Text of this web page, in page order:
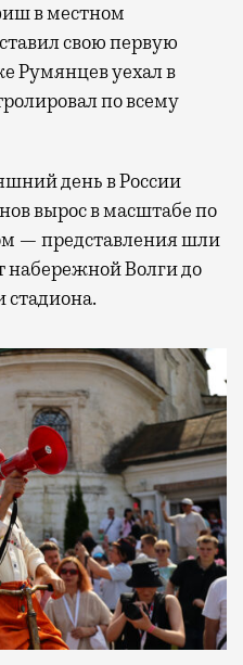
в местном
свою первую
Румянцев уехал в
по всему
день в России
вырос в масштабе по
— представления шли
набережной Волги до